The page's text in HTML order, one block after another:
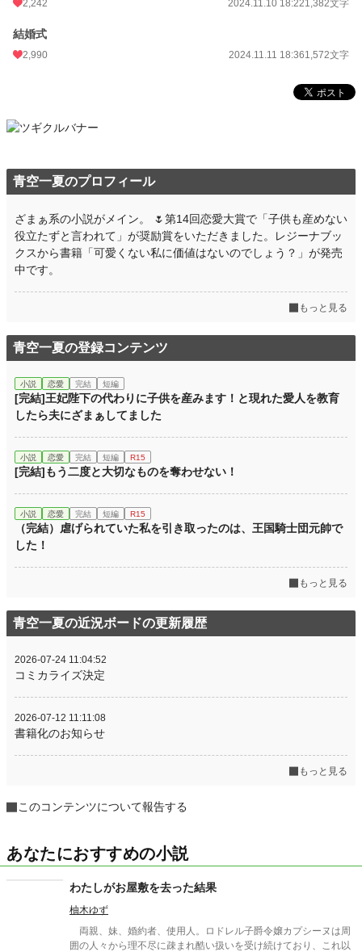
2,242 2024.11.10 18:221,382文字
結婚式
2,990 2024.11.11 18:361,572文字
青空一夏のプロフィール
ざまぁ系の小説がメイン。 🌷第14回恋愛大賞で「子供も産めない
役立たずと言われて」が奨励賞をいただきました。レジーナブッ
クスから書籍「可愛くない私に価値はないのでしょう？」が発売
中です。
もっと見る
青空一夏の登録コンテンツ
小説 恋愛 完結 短編
[完結]王妃陛下の代わりに子供を産みます！と現れた愛人を教育
したら夫にざまぁしてました
小説 恋愛 完結 短編 R15
[完結]もう二度と大切なものを奪わせない！
小説 恋愛 完結 短編 R15
（完結）虐げられていた私を引き取ったのは、王国騎士団元帥で
した！
もっと見る
青空一夏の近況ボードの更新履歴
2026-07-24 11:04:52
コミカライズ決定
2026-07-12 11:11:08
書籍化のお知らせ
もっと見る
このコンテンツについて報告する
あなたにおすすめの小説
わたしがお屋敷を去った結果
柚木ゆず
両親、妹、婚約者、使用人。ロドレル子爵令嬢カプシーヌは周
囲の人々から理不尽に疎まれ酷い扱いを受け続けており、これ以